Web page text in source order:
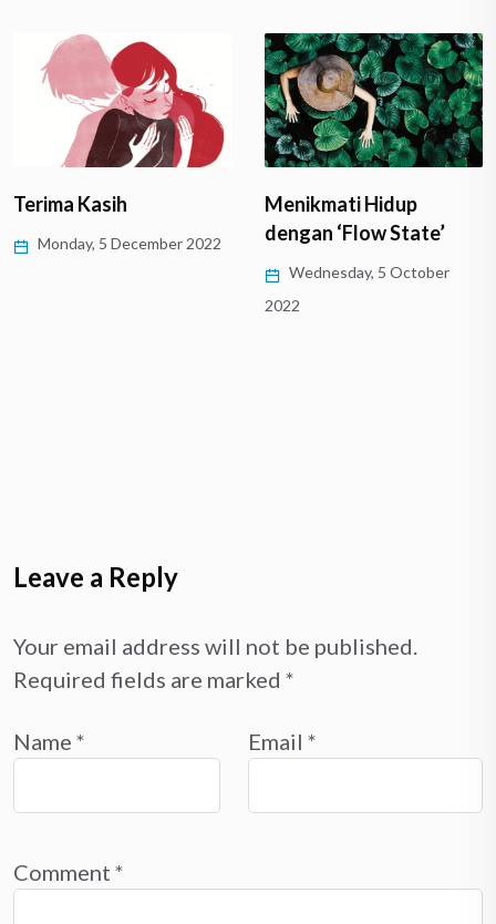
Terima Kasih
Monday, 5 December 2022
Menikmati Hidup
dengan ‘Flow State’
Wednesday, 5 October
2022
Leave a Reply
Your email address will not be published.
Required fields are marked *
Name * Email *
Comment *